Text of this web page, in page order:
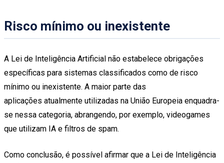
Risco mínimo ou inexistente
A Lei de Inteligência Artificial não estabelece obrigações
específicas para sistemas classificados como de risco
mínimo ou inexistente. A maior parte das
aplicações atualmente utilizadas na União Europeia enquadra-
se nessa categoria, abrangendo, por exemplo, videogames
que utilizam IA e filtros de spam.
Como conclusão, é possível afirmar que a Lei de Inteligência